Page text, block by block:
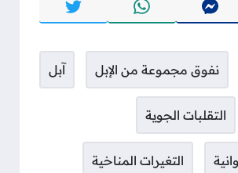
نفوق مجموعة من الإبل آبل
التقلبات الجوية
التغيرات المناخية